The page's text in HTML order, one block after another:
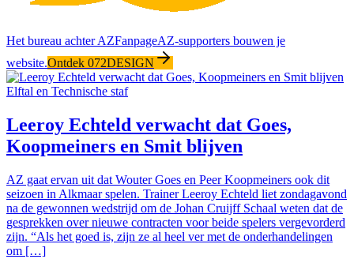
Het bureau achter AZFanpageAZ-supporters bouwen je
website.Ontdek 072DESIGN
Elftal en Technische staf
Leeroy Echteld verwacht dat Goes,
Koopmeiners en Smit blijven
AZ gaat ervan uit dat Wouter Goes en Peer Koopmeiners ook dit
seizoen in Alkmaar spelen. Trainer Leeroy Echteld liet zondagavond
na de gewonnen wedstrijd om de Johan Cruijff Schaal weten dat de
gesprekken over nieuwe contracten voor beide spelers vergevorderd
zijn. “Als het goed is, zijn ze al heel ver met de onderhandelingen
om […]